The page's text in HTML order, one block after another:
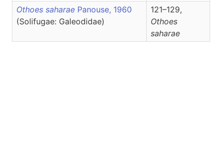
Othoes saharae Panouse, 1960
(Solifugae: Galeodidae)
121–129,
Othoes
saharae